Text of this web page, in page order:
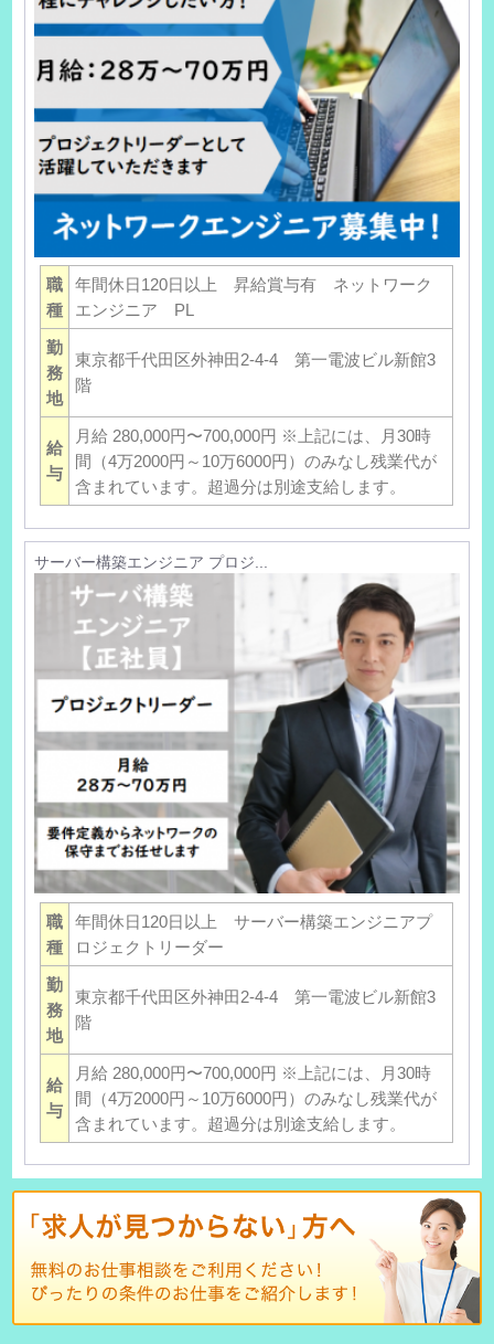
職
種
年間休日120日以上 昇給賞与有 ネットワーク
エンジニア PL
勤
務
地
東京都千代田区外神田2-4-4 第一電波ビル新館3
階
給
与
月給 280,000円〜700,000円 ※上記には、月30時
間（4万2000円～10万6000円）のみなし残業代が
含まれています。超過分は別途支給します。
サーバー構築エンジニア プロジ...
職
種
年間休日120日以上 サーバー構築エンジニアプ
ロジェクトリーダー
勤
務
地
東京都千代田区外神田2-4-4 第一電波ビル新館3
階
給
与
月給 280,000円〜700,000円 ※上記には、月30時
間（4万2000円～10万6000円）のみなし残業代が
含まれています。超過分は別途支給します。